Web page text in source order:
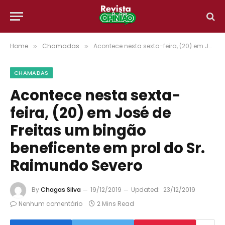
Home » Chamadas » Acontece nesta sexta-feira, (20) em José de Freitas um bingão beneficente em prol do Sr. Raimundo Severo
CHAMADAS
Acontece nesta sexta-
feira, (20) em José de
Freitas um bingão
beneficente em prol do Sr.
Raimundo Severo
ByChagas Silva 19/12/2019 Updated: 23/12/2019
Nenhum comentário
2 Mins Read